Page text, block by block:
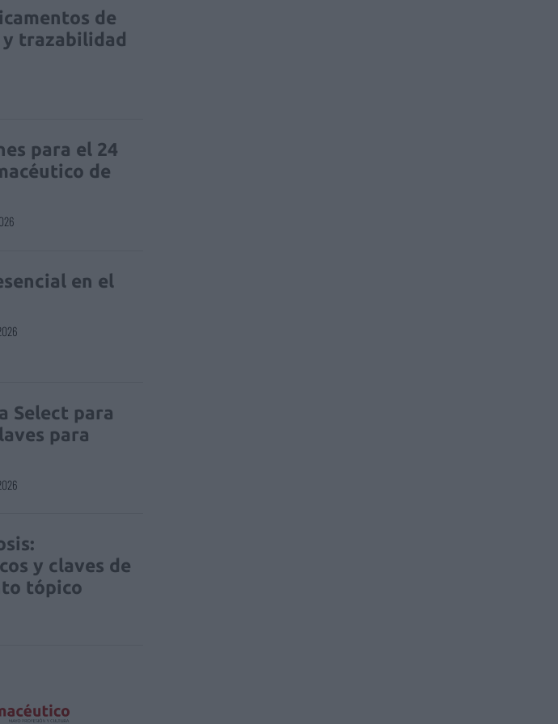
de
trazabilidad
para el 24
de
en el
Select para
para
y claves de
tópico